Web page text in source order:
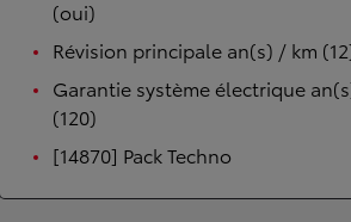
(oui)
Révision principale an(s) / km
Garantie système électrique
(120)
[14870] Pack Techno